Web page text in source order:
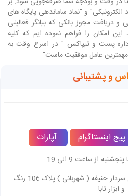
الکترونیکی" و "نماد ساماندهی پایگاه های
و دریافت مجوز بانکی که بیانگر فعالیتی
این امکان را فراهم نموده ایم که کلیه
پست و تیپاکس " در اسرع وقت به
عامل موفقیت ماست"
و پشتیبانی
پیج اینستاگرام آپارات
از ساعت 9 الی 19
میدان کرج خ شهید بهشتی خ سردار حنیفه ( شهربانی ) پلاک 106 رنگ
و ابزار تابا